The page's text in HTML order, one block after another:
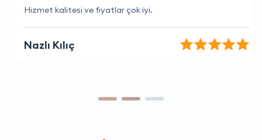
Hizmet kalitesi ve fiyatlar çok iyi.
Nazlı Kılıç